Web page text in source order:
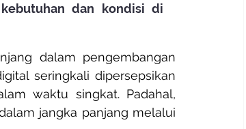
dan kondisi di
dalam pengembangan
seringkali dipersepsikan
waktu singkat. Padahal,
jangka panjang melalui